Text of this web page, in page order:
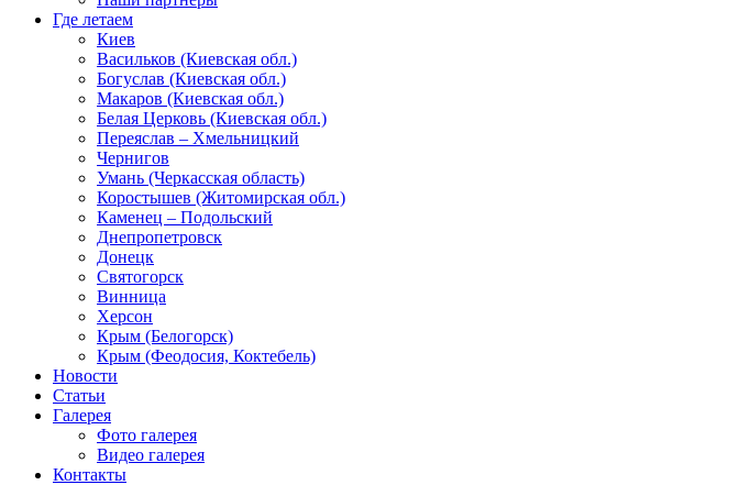
Где летаем
Киев
Васильков (Киевская обл.)
Богуслав (Киевская обл.)
Макаров (Киевская обл.)
Белая Церковь (Киевская обл.)
Переяслав – Хмельницкий
Чернигов
Умань (Черкасская область)
Коростышев (Житомирская обл.)
Каменец – Подольский
Днепропетровск
Донецк
Святогорск
Винница
Херсон
Крым (Белогорск)
Крым (Феодосия, Коктебель)
Новости
Статьи
Галерея
Фото галерея
Видео галерея
Контакты